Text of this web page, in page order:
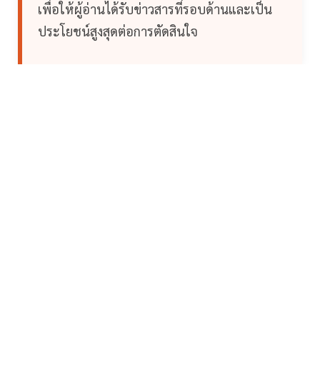
เพื่อให้ผู้อ่านได้รับข่าวสารที่รอบด้านและเป็น
ประโยชน์สูงสุดต่อการตัดสินใจ